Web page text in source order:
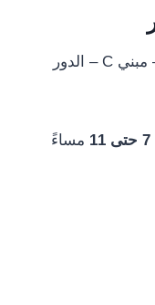
العنوان: محور 26 يوليو – توين تاورز – مبني C – الدور
7 حتى 11 مساءً